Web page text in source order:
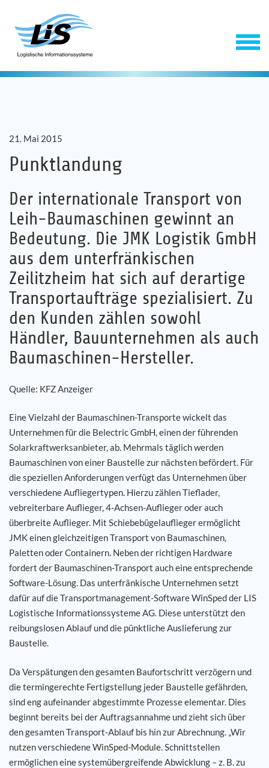
Software
Service
Unternehmen
Karriere
Referenzen
News
Kontakt
21. Mai 2015
Punktlandung
Der internationale Transport von
Leih-Baumaschinen gewinnt an
Bedeutung. Die JMK Logistik GmbH
aus dem unterfränkischen
Zeilitzheim hat sich auf derartige
Transportaufträge spezialisiert. Zu
den Kunden zählen sowohl
Händler, Bauunternehmen als auch
Baumaschinen-Hersteller.
Quelle: KFZ Anzeiger
Eine Vielzahl der Baumaschinen-Transporte wickelt das
Unternehmen für die Belectric GmbH, einen der führenden
Solarkraftwerksanbieter, ab. Mehrmals täglich werden
Baumaschinen von einer Baustelle zur nächsten befördert. Für
die speziellen Anforderungen verfügt das Unternehmen über
verschiedene Aufliegertypen. Hierzu zählen Tieflader,
vebreiterbare Auflieger, 4-Achsen-Auflieger oder auch
überbreite Auflieger. Mit Schiebebügelauflieger ermöglicht
JMK einen gleichzeitigen Transport von Baumaschinen,
Paletten oder Containern. Neben der richtigen Hardware
fordert der Baumaschinen-Transport auch eine entsprechende
Software-Lösung. Das unterfränkische Unternehmen setzt
dafür auf die Transportmanagement-Software WinSped der LIS
Logistische Informationssysteme AG. Diese unterstützt den
reibungslosen Ablauf und die pünktliche Auslieferung zur
Baustelle.
Da Verspätungen den gesamten Baufortschritt verzögern und
die termingerechte Fertigstellung jeder Baustelle gefährden,
sind eng aufeinander abgestimmte Prozesse elementar. Dies
beginnt bereits bei der Auftragsannahme und zieht sich über
den gesamten Transport-Ablauf bis hin zur Abrechnung. „Wir
nutzen verschiedene WinSped-Module. Schnittstellen
ermöglichen eine systemübergreifende Abwicklung – z. B. zu